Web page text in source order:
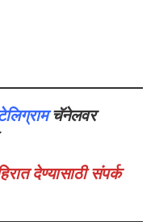
चॅनेलवर
देण्यासाठी संपर्क